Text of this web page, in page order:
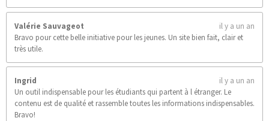
Valérie Sauvageot
il y a un an
Bravo pour cette belle initiative pour les jeunes. Un site bien fait, clair et
très utile.
Ingrid
il y a un an
Un outil indispensable pour les étudiants qui partent à l étranger. Le
contenu est de qualité et rassemble toutes les informations indispensables.
Bravo!